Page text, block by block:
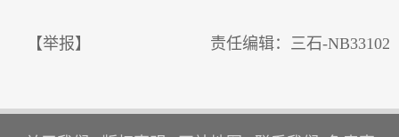
【举报】 责任编辑：三石-NB33102